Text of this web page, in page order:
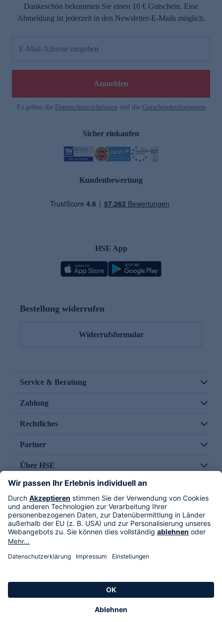
Dankeschön bekommen Sie einen 10 € Gutschein. Eine
Abmeldung ist jederzeit in den Newsletter-E-Mails möglich.
E-Mail-Adresse eingeben
Anmelden
Es gelten die Datenschutzrichtlinien und die Gutscheinbedingungen
Sicher einkaufen
Kundenbewertung
HSE App
Bestellung widerrufen
Widerrufsformular
Service & Beratung
Zahlung
Rechtliches
Partner
Über HSE
Im TV
HSE International